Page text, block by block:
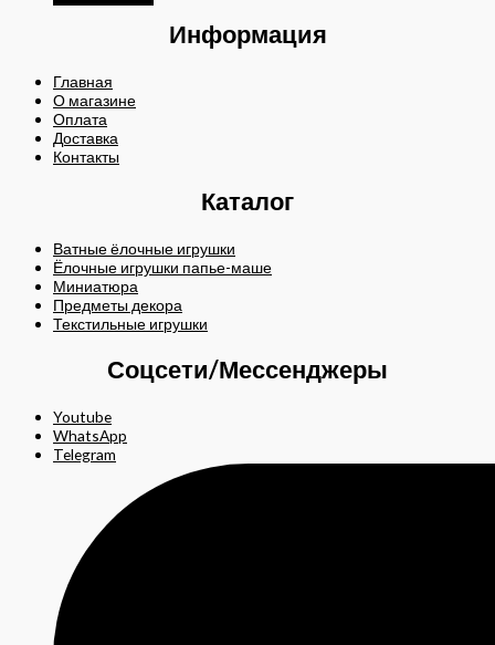
Информация
Главная
О магазине
Оплата
Доставка
Контакты
Каталог
Ватные ёлочные игрушки
Ёлочные игрушки папье-маше
Миниатюра
Предметы декора
Текстильные игрушки
Соцсети/Мессенджеры
Youtube
WhatsApp
Telegram